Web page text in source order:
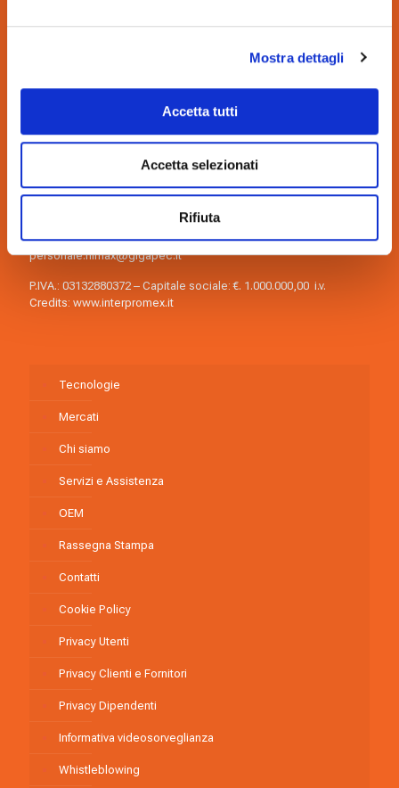
Mostra dettagli
Accetta tutti
Accetta selezionati
Rifiuta
nimax spa
Via dell’Arcoveggio, 59/2 40129, Bologna, Italia
Tel.:+39 051.419.9111
Pec:amministrazione.nimax@gigapec.it
personale.nimax@gigapec.it
P.IVA.: 03132880372 – Capitale sociale: €. 1.000.000,00 i.v.
Credits: www.interpromex.it
Tecnologie
Mercati
Chi siamo
Servizi e Assistenza
OEM
Rassegna Stampa
Contatti
Cookie Policy
Privacy Utenti
Privacy Clienti e Fornitori
Privacy Dipendenti
Informativa videosorveglianza
Whistleblowing